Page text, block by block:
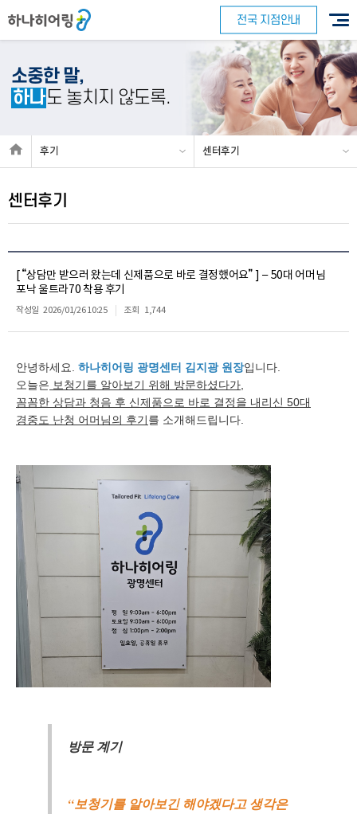
전국 지점안내
소중한 말,
하나도 놓치지 않도록.
후기 센터후기
센터후기
[ “상담만 받으러 왔는데 신제품으로 바로 결정했어요” ] – 50대 어머님
포낙 울트라70 착용 후기
작성일 2026/01/26 10:25 조회 1,744
안녕하세요. 하나히어링 광명센터 김지광 원장입니다.
오늘은 보청기를 알아보기 위해 방문하셨다가,
꼼꼼한 상담과 청음 후 신제품으로 바로 결정을 내리신 50대
경중도 난청 어머님의 후기를 소개해드립니다.
방문 계기
“보청기를 알아보긴 해야겠다고 생각은